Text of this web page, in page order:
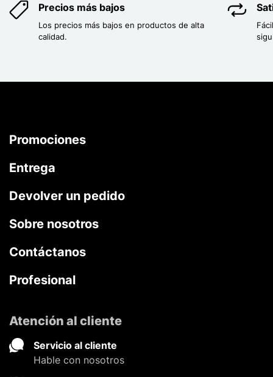
Precios más bajos
Los precios más bajos en productos de alta
calidad.
Promociones
Entrega
Devolver un pedido
Sobre nosotros
Contáctanos
Profesional
Atención al cliente
Servicio al cliente
Hable con nosotros